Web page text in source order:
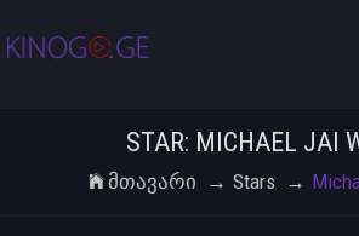
STAR: MICHAEL JAI
Მთავარი Stars